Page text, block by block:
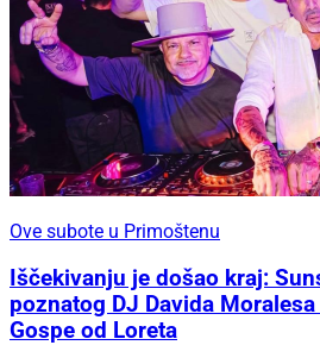
Ove subote u Primoštenu
Iščekivanju je došao kraj:
poznatog DJ Davida
Gospe od Loreta